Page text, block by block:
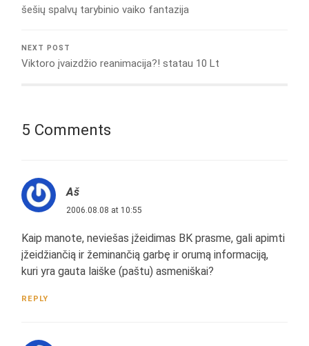
šešių spalvų tarybinio vaiko fantazija
NEXT POST
Viktoro įvaizdžio reanimacija?! statau 10 Lt
5 Comments
Aš
2006.08.08 at 10:55
Kaip manote, neviešas įžeidimas BK prasme, gali apimti
įžeidžiančią ir žeminančią garbę ir orumą informaciją,
kuri yra gauta laiške (paštu) asmeniškai?
REPLY